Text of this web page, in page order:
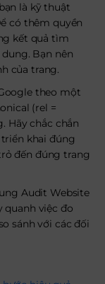
là kỹ thuật
có thêm quyền
kết quả tìm
Bạn nên
của trang.
theo một
(rel =
Hãy chắc chắn
khai đúng
đến đúng trang
Audit Website
quanh việc đo
sánh với các đối